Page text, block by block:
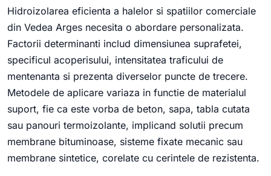
Hidroizolarea eficienta a halelor si spatiilor comerciale
din Vedea Arges necesita o abordare personalizata.
Factorii determinanti includ dimensiunea suprafetei,
specificul acoperisului, intensitatea traficului de
mentenanta si prezenta diverselor puncte de trecere.
Metodele de aplicare variaza in functie de materialul
suport, fie ca este vorba de beton, sapa, tabla cutata
sau panouri termoizolante, implicand solutii precum
membrane bituminoase, sisteme fixate mecanic sau
membrane sintetice, corelate cu cerintele de rezistenta.